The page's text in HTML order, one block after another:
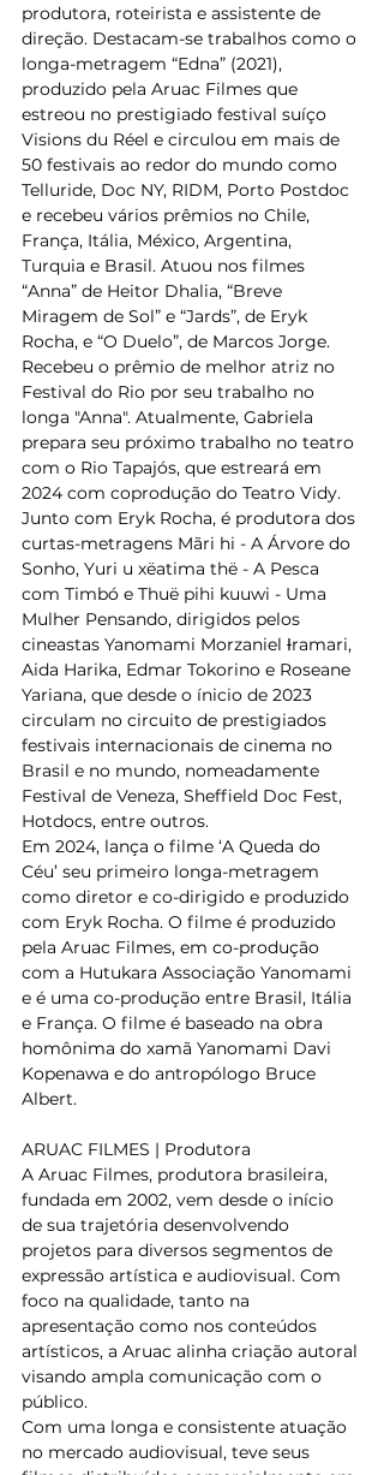
produtora, roteirista e assistente de
direção. Destacam-se trabalhos como o
longa-metragem “Edna” (2021),
produzido pela Aruac Filmes que
estreou no prestigiado festival suíço
Visions du Réel e circulou em mais de
50 festivais ao redor do mundo como
Telluride, Doc NY, RIDM, Porto Postdoc
e recebeu vários prêmios no Chile,
França, Itália, México, Argentina,
Turquia e Brasil. Atuou nos filmes
“Anna” de Heitor Dhalia, “Breve
Miragem de Sol” e “Jards”, de Eryk
Rocha, e “O Duelo”, de Marcos Jorge.
Recebeu o prêmio de melhor atriz no
Festival do Rio por seu trabalho no
longa "Anna". Atualmente, Gabriela
prepara seu próximo trabalho no teatro
com o Rio Tapajós, que estreará em
2024 com coprodução do Teatro Vidy.
Junto com Eryk Rocha, é produtora dos
curtas-metragens Mãri hi - A Árvore do
Sonho, Yuri u xëatima thë - A Pesca
com Timbó e Thuë pihi kuuwi - Uma
Mulher Pensando, dirigidos pelos
cineastas Yanomami Morzaniel Ɨramari,
Aida Harika, Edmar Tokorino e Roseane
Yariana, que desde o ínicio de 2023
circulam no circuito de prestigiados
festivais internacionais de cinema no
Brasil e no mundo, nomeadamente
Festival de Veneza, Sheffield Doc Fest,
Hotdocs, entre outros.
Em 2024, lança o filme ‘A Queda do
Céu’ seu primeiro longa-metragem
como diretor e co-dirigido e produzido
com Eryk Rocha. O filme é produzido
pela Aruac Filmes, em co-produção
com a Hutukara Associação Yanomami
e é uma co-produção entre Brasil, Itália
e França. O filme é baseado na obra
homônima do xamã Yanomami Davi
Kopenawa e do antropólogo Bruce
Albert.
ARUAC FILMES | Produtora
A Aruac Filmes, produtora brasileira,
fundada em 2002, vem desde o início
de sua trajetória desenvolvendo
projetos para diversos segmentos de
expressão artística e audiovisual. Com
foco na qualidade, tanto na
apresentação como nos conteúdos
artísticos, a Aruac alinha criação autoral
visando ampla comunicação com o
público.
Com uma longa e consistente atuação
no mercado audiovisual, teve seus